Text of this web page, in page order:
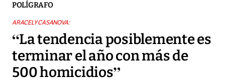
POLÍGRAFO
ARACELY CASANOVA:
“La tendencia posiblemente es
terminar el año con más de
500 homicidios”